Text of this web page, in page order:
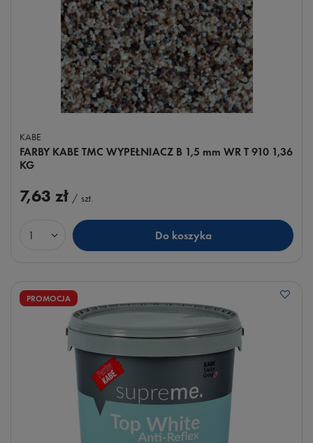
KABE
FARBY KABE TMC WYPEŁNIACZ B 1,5 mm WR T 910 1,36
KG
7,63 zł / szt.
Ilość produktów Do koszyka
PROMOCJA